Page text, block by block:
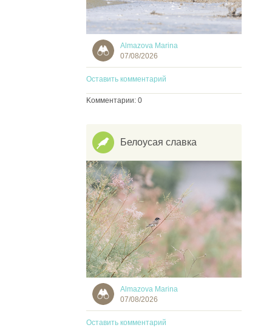
Almazova Marina
07/08/2026
Оставить комментарий
Kомментарии: 0
Белоусая славка
Almazova Marina
07/08/2026
Оставить комментарий